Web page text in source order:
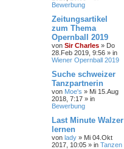
Bewerbung
Zeitungsartikel
zum Thema
Opernball 2019
von Sir Charles » Do
28.Feb 2019, 9:56 » in
Wiener Opernball 2019
Suche schweizer
Tanzpartnerin
von Moe's » Mi 15.Aug
2018, 7:17 » in
Bewerbung
Last Minute Walzer
lernen
von lady » Mi 04.Okt
2017, 10:05 » in Tanzen